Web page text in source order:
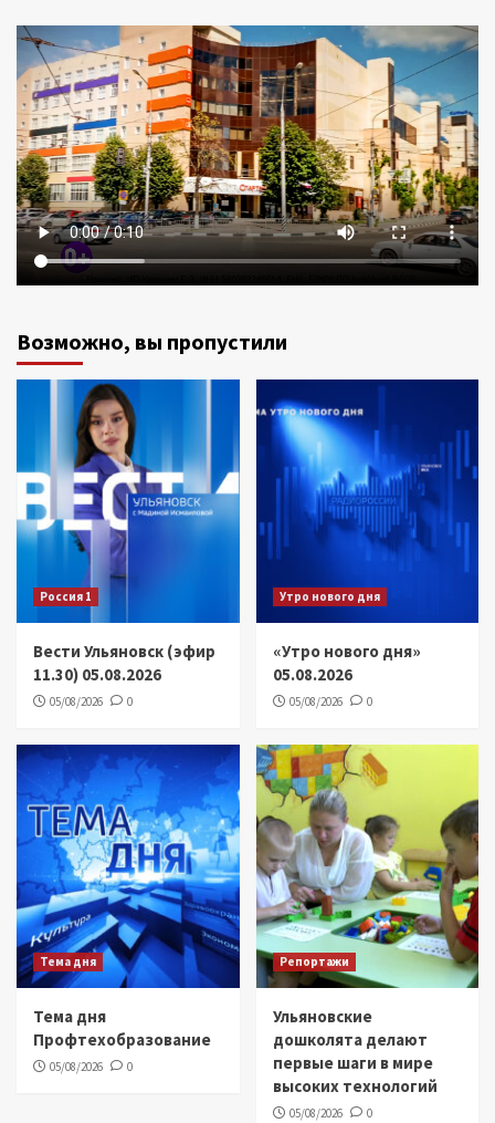
Возможно, вы пропустили
Россия 1
Вести Ульяновск (эфир
11.30) 05.08.2026
05/08/2026 0
Утро нового дня
«Утро нового дня»
05.08.2026
05/08/2026 0
Тема дня
Тема дня
Профтехобразование
05/08/2026 0
Репортажи
Ульяновские
дошколята делают
первые шаги в мире
высоких технологий
05/08/2026 0